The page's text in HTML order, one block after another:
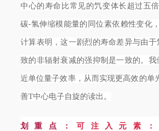
中心的寿命比常见的氕变体长超过五
碳-氢伸缩模能量的同位素依赖性变化
计算表明，这一剧烈的寿命差异与由于
致的非辐射衰减的强抑制是一致的。
近单位量子效率，从而实现更高效的单
善T中心电子自旋的读出。
划重点：可注入元素：